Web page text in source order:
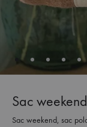
Sac
Sac weekend, sac